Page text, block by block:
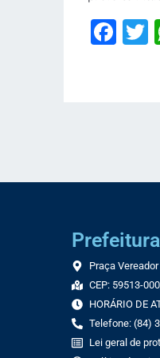
Praça
CEP: 59513-
HORÁRIO DE
Telefone: (84)
Lei geral de